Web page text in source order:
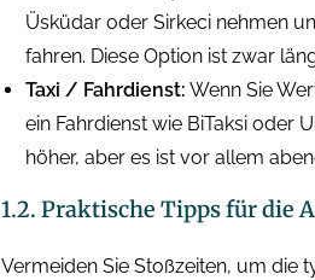
Üsküdar oder Sirkeci nehmen
fahren. Diese Option ist zwar
Taxi / Fahrdienst: Wenn Sie
ein Fahrdienst wie BiTaksi oder
höher, aber es ist vor allem
1.2. Praktische Tipps für die
Vermeiden Sie Stoßzeiten, um die